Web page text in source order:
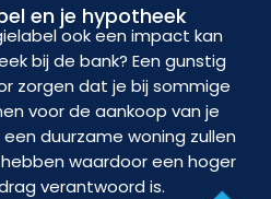
en je hypotheek
ook een impact kan
bij de bank? Een gunstig
zorgen dat je bij sommige
voor de aankoop van je
duurzame woning zullen
waardoor een hoger
verantwoord is.